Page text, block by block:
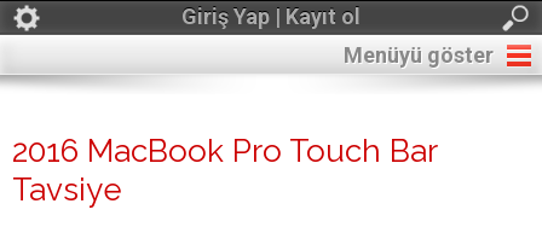
Giriş Yap | Kayıt ol
Menüyü göster
2016 MacBook Pro Touch Bar
Tavsiye